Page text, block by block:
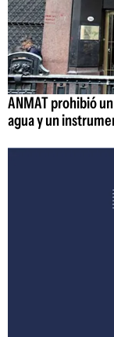
ANMAT prohibió
agua y un